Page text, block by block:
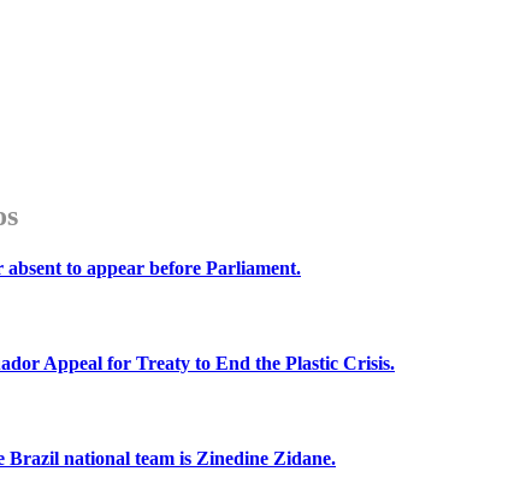
to appear before Parliament.
Appeal for Treaty to End the Plastic Crisis.
Brazil national team is Zinedine Zidane.